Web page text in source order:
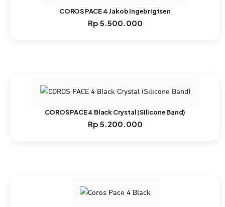
COROS PACE 4 Jakob Ingebrigtsen
Rp 5.500.000
COROS PACE 4 Black Crystal (Silicone Band)
Rp 5.200.000